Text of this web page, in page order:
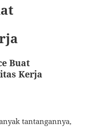
Buat
Kerja
tantangannya,